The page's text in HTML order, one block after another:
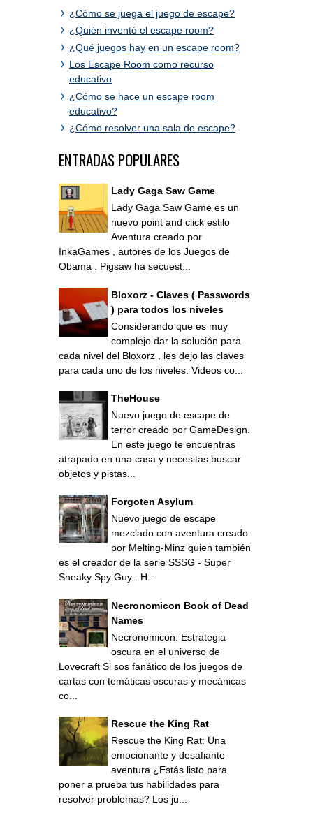
¿Cómo se juega el juego de escape?
¿Quién inventó el escape room?
¿Qué juegos hay en un escape room?
Los Escape Room como recurso
educativo
¿Cómo se hace un escape room
educativo?
¿Cómo resolver una sala de escape?
ENTRADAS POPULARES
Lady Gaga Saw Game
Lady Gaga Saw Game es un
nuevo point and click estilo
Aventura creado por
InkaGames , autores de los Juegos de
Obama . Pigsaw ha secuest...
Bloxorz - Claves ( Passwords
) para todos los niveles
Considerando que es muy
complejo dar la solución para
cada nivel del Bloxorz , les dejo las claves
para cada uno de los niveles. Videos co...
TheHouse
Nuevo juego de escape de
terror creado por GameDesign.
En este juego te encuentras
atrapado en una casa y necesitas buscar
objetos y pistas...
Forgoten Asylum
Nuevo juego de escape
mezclado con aventura creado
por Melting-Minz quien también
es el creador de la serie SSSG - Super
Sneaky Spy Guy . H...
Necronomicon Book of Dead
Names
Necronomicon: Estrategia
oscura en el universo de
Lovecraft Si sos fanático de los juegos de
cartas con temáticas oscuras y mecánicas
co...
Rescue the King Rat
Rescue the King Rat: Una
emocionante y desafiante
aventura ¿Estás listo para
poner a prueba tus habilidades para
resolver problemas? Los ju...